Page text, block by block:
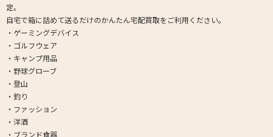
定。
自宅で箱に詰めて送るだけのかんたん宅配買取をご利用ください。
・ゲーミングデバイス
・ゴルフウェア
・キャンプ用品
・野球グローブ
・登山
・釣り
・ファッション
・洋酒
・ブランド食器